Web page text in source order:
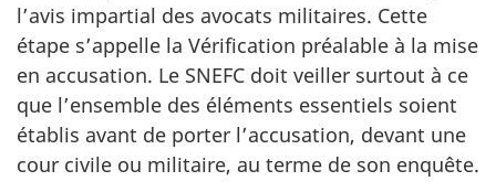
l’avis impartial des avocats militaires. Cette
étape s’appelle la Vérification préalable à la mise
en accusation. Le SNEFC doit veiller surtout à ce
que l’ensemble des éléments essentiels soient
établis avant de porter l’accusation, devant une
cour civile ou militaire, au terme de son enquête.